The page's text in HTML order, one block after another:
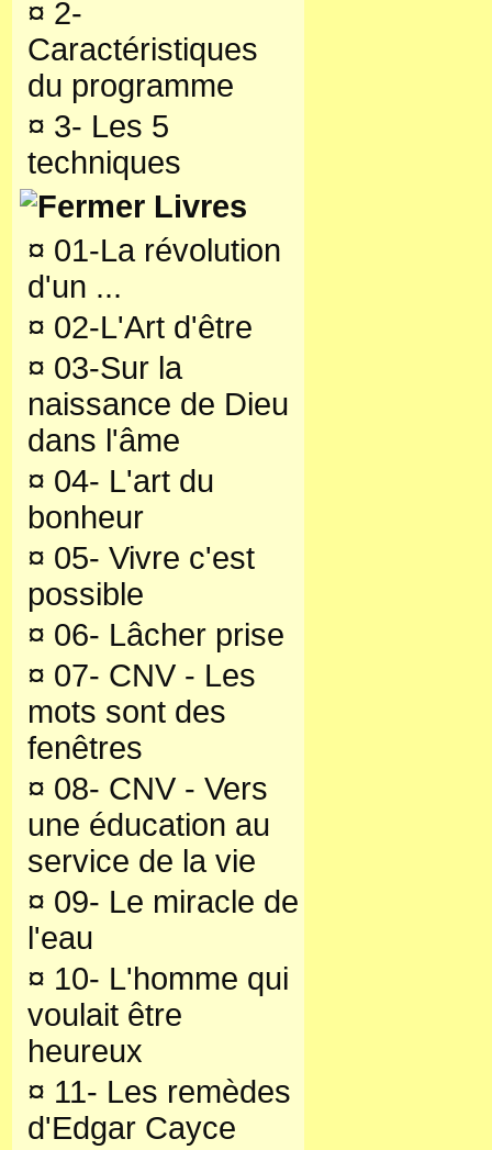
¤ 2-
Caractéristiques
du programme
¤ 3- Les 5
techniques
Livres
¤ 01-La révolution
d'un ...
¤ 02-L'Art d'être
¤ 03-Sur la
naissance de Dieu
dans l'âme
¤ 04- L'art du
bonheur
¤ 05- Vivre c'est
possible
¤ 06- Lâcher prise
¤ 07- CNV - Les
mots sont des
fenêtres
¤ 08- CNV - Vers
une éducation au
service de la vie
¤ 09- Le miracle de
l'eau
¤ 10- L'homme qui
voulait être
heureux
¤ 11- Les remèdes
d'Edgar Cayce